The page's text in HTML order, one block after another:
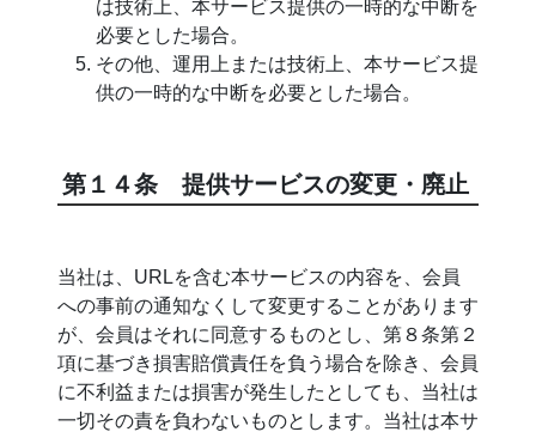
は技術上、本サービス提供の一時的な中断を
必要とした場合。
その他、運用上または技術上、本サービス提
供の一時的な中断を必要とした場合。
第１４条 提供サービスの変更・廃止
当社は、URLを含む本サービスの内容を、会員
への事前の通知なくして変更することがあります
が、会員はそれに同意するものとし、第８条第２
項に基づき損害賠償責任を負う場合を除き、会員
に不利益または損害が発生したとしても、当社は
一切その責を負わないものとします。当社は本サ